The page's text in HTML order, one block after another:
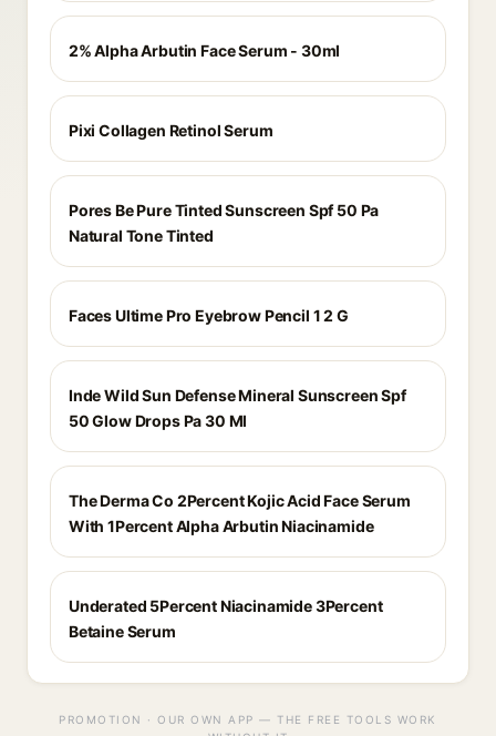
2% Alpha Arbutin Face Serum - 30ml
Pixi Collagen Retinol Serum
Pores Be Pure Tinted Sunscreen Spf 50 Pa
Natural Tone Tinted
Faces Ultime Pro Eyebrow Pencil 1 2 G
Inde Wild Sun Defense Mineral Sunscreen Spf
50 Glow Drops Pa 30 Ml
The Derma Co 2Percent Kojic Acid Face Serum
With 1Percent Alpha Arbutin Niacinamide
Underated 5Percent Niacinamide 3Percent
Betaine Serum
PROMOTION · OUR OWN APP — THE FREE TOOLS WORK